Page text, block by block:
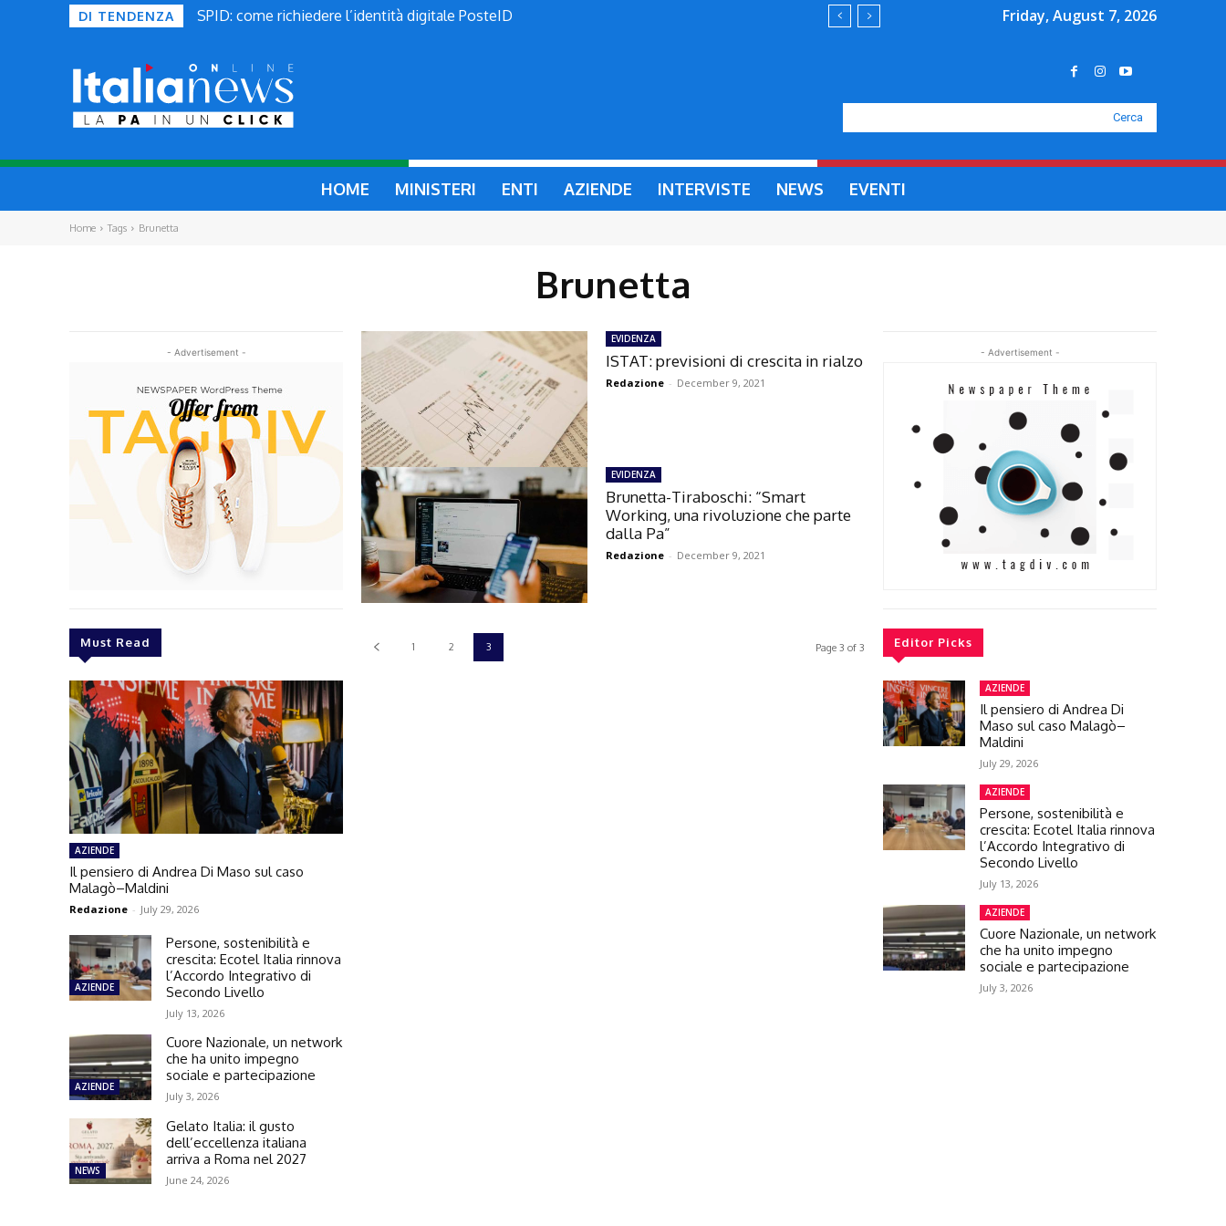
DI TENDENZA SPID: come richiedere l’identità digitale PosteID Friday, August 7, 2026
Cerca
HOME MINISTERI ENTI AZIENDE INTERVISTE NEWS EVENTI
Home Tags Brunetta
Brunetta
- Advertisement -
Must Read
AZIENDE
Il pensiero di Andrea Di Maso sul caso
Malagò–Maldini
Redazione - July 29, 2026
AZIENDE
Persone, sostenibilità e
crescita: Ecotel Italia rinnova
l’Accordo Integrativo di
Secondo Livello
July 13, 2026
AZIENDE
Cuore Nazionale, un network
che ha unito impegno
sociale e partecipazione
July 3, 2026
NEWS
Gelato Italia: il gusto
dell’eccellenza italiana
arriva a Roma nel 2027
June 24, 2026
EVIDENZA
ISTAT: previsioni di crescita in rialzo
Redazione - December 9, 2021
EVIDENZA
Brunetta-Tiraboschi: “Smart
Working, una rivoluzione che parte
dalla Pa”
Redazione - December 9, 2021
1 2 3 Page 3 of 3
- Advertisement -
Editor Picks
AZIENDE
Il pensiero di Andrea Di
Maso sul caso Malagò–
Maldini
July 29, 2026
AZIENDE
Persone, sostenibilità e
crescita: Ecotel Italia rinnova
l’Accordo Integrativo di
Secondo Livello
July 13, 2026
AZIENDE
Cuore Nazionale, un network
che ha unito impegno
sociale e partecipazione
July 3, 2026